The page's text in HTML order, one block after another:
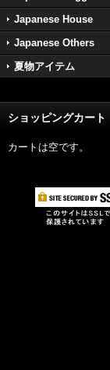
Japanese House
Japanese Others
夏物アイテム
ショッピングカート
カートは空です。